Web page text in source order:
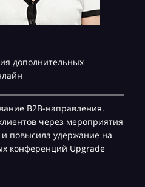
дополнительных
B2B-направления.
через мероприятия
повысила удержание на
конференций Upgrade